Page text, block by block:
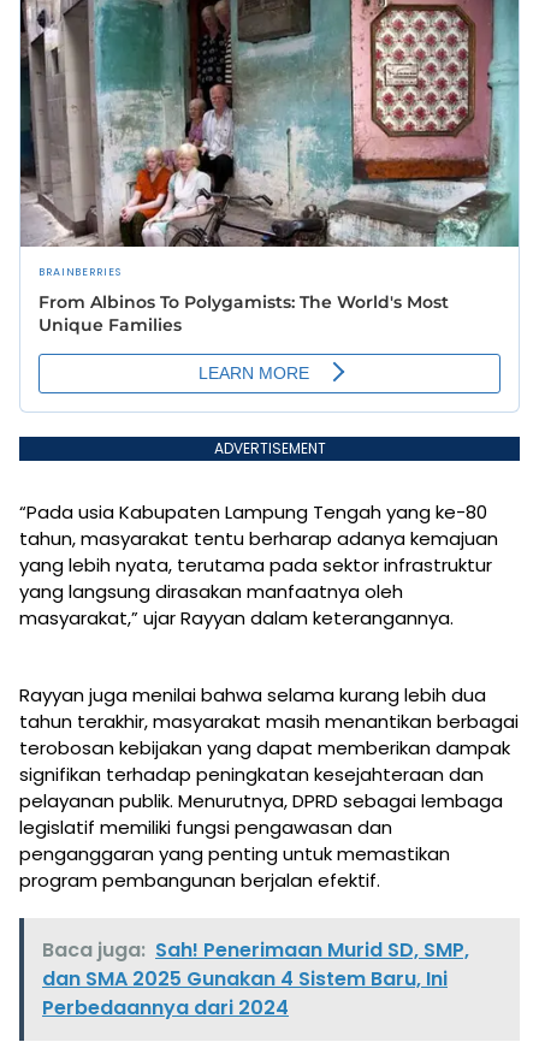
ADVERTISEMENT
“Pada usia Kabupaten Lampung Tengah yang ke-80
tahun, masyarakat tentu berharap adanya kemajuan
yang lebih nyata, terutama pada sektor infrastruktur
yang langsung dirasakan manfaatnya oleh
masyarakat,” ujar Rayyan dalam keterangannya.
Rayyan juga menilai bahwa selama kurang lebih dua
tahun terakhir, masyarakat masih menantikan berbagai
terobosan kebijakan yang dapat memberikan dampak
signifikan terhadap peningkatan kesejahteraan dan
pelayanan publik. Menurutnya, DPRD sebagai lembaga
legislatif memiliki fungsi pengawasan dan
penganggaran yang penting untuk memastikan
program pembangunan berjalan efektif.
Baca juga: Sah! Penerimaan Murid SD, SMP,
dan SMA 2025 Gunakan 4 Sistem Baru, Ini
Perbedaannya dari 2024